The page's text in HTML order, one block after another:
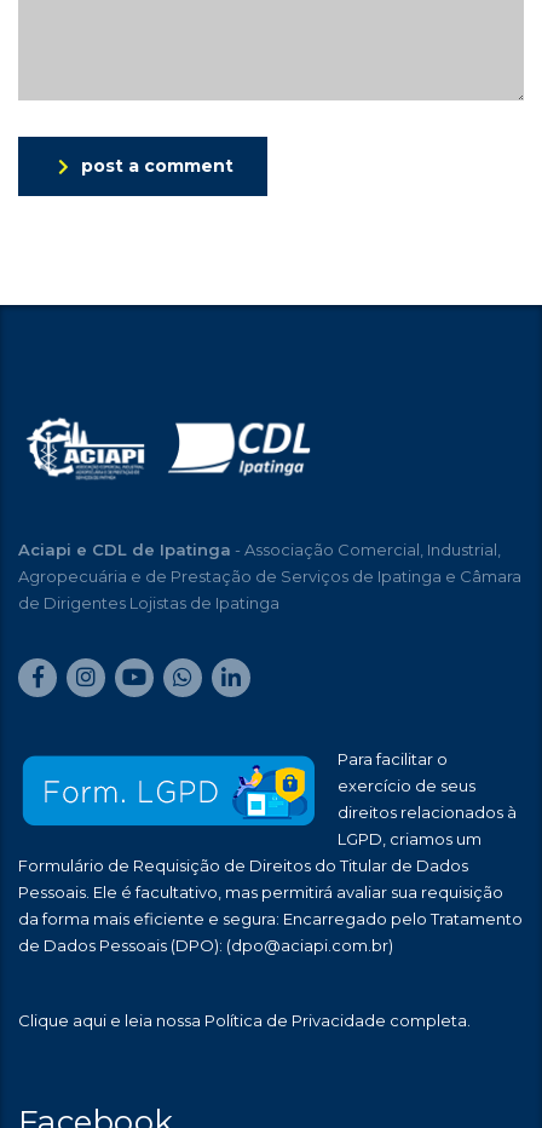
post a comment
Aciapi e CDL de Ipatinga - Associação Comercial, Industrial,
Agropecuária e de Prestação de Serviços de Ipatinga e Câmara
de Dirigentes Lojistas de Ipatinga
Para facilitar o
exercício de seus
direitos relacionados à
LGPD, criamos um
Formulário de Requisição de Direitos do Titular de Dados
Pessoais. Ele é facultativo, mas permitirá avaliar sua requisição
da forma mais eficiente e segura: Encarregado pelo Tratamento
de Dados Pessoais (DPO): (dpo@aciapi.com.br)
Clique aqui e leia nossa Política de Privacidade completa.